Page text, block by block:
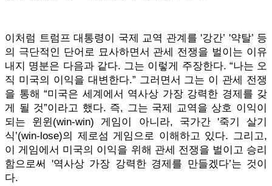
이처럼 트럼프 대통령이 국제 교역 관계를 '강간’ '약탈’ 등
의 극단적인 단어로 묘사하면서 관세 전쟁을 벌이는 이유
내지 명분은 다음과 같다. 그는 이렇게 주장한다. “나는 오
직 미국의 이익을 대변한다.” 그러면서 그는 이 관세 전쟁
을 통해 “미국은 세계에서 역사상 가장 강력한 경제를 갖
게 될 것”이라고 했다. 즉, 그는 국제 교역을 상호 이익이
되는 윈윈(win-win) 게임이 아니라, 국가간 '죽기 살기
식’(win-lose)의 제로섬 게임으로 이해하고 있다. 그리고,
이 게임에서 미국의 이익을 위해 관세 전쟁을 벌이고 승리
함으로써 '역사상 가장 강력한 경제를 만들겠다’는 것이
다.